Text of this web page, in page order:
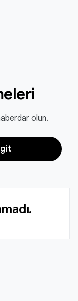
olun.